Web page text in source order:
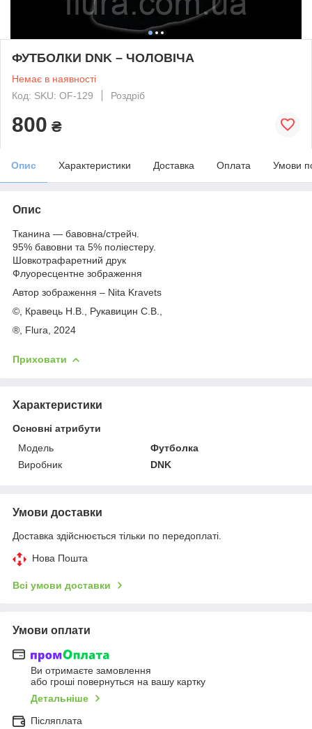
ФУТБОЛКИ DNK – ЧОЛОВІЧА
Немає в наявності
Код: SKU: OF-129
Роздріб
800 ₴
Опис Характеристики Доставка Оплата Умови
Опис
Тканина — бавовна/стрейч.
95% бавовни та 5% поліестеру.
Шовкотрафаретний друк
Флуоресцентне зображення
Автор зображення – Nita Kravets
©, Кравець Н.В., Рукавицин С.В.,
®, Flurа, 2024
Приховати
Характеристики
Основні атрибути
Модель
Футболка
Виробник
DNK
Умови доставки
Доставка здійснюється тільки по передоплаті.
Нова Пошта
Всі умови доставки
Умови оплати
Ви отримаєте замовлення
або гроші повернуться на вашу картку
Детальніше
Післяплата